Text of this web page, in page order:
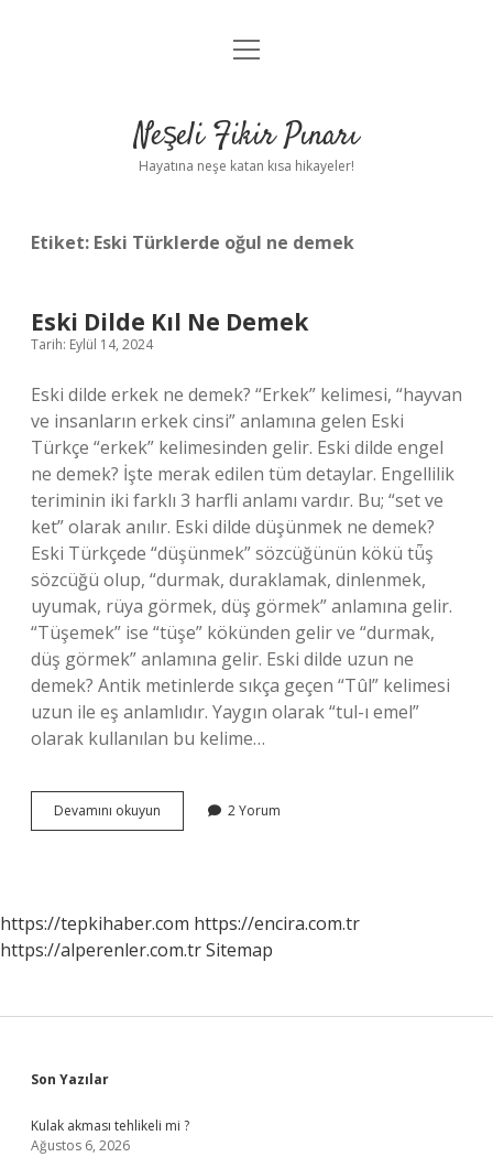
Anasayfa
Yasal Uyarı
menüyü
Neşeli Fikir Pınarı
Hayatına neşe katan kısa hikayeler!
Etiket: Eski Türklerde oğul ne demek
Eski Dilde Kıl Ne Demek
Tarih: Eylül 14, 2024
Eski dilde erkek ne demek? “Erkek” kelimesi, “hayvan
ve insanların erkek cinsi” anlamına gelen Eski
Türkçe “erkek” kelimesinden gelir. Eski dilde engel
ne demek? İşte merak edilen tüm detaylar. Engellilik
teriminin iki farklı 3 harfli anlamı vardır. Bu; “set ve
ket” olarak anılır. Eski dilde düşünmek ne demek?
Eski Türkçede “düşünmek” sözcüğünün kökü tǖş
sözcüğü olup, “durmak, duraklamak, dinlenmek,
uyumak, rüya görmek, düş görmek” anlamına gelir.
“Tüşemek” ise “tüşe” kökünden gelir ve “durmak,
düş görmek” anlamına gelir. Eski dilde uzun ne
demek? Antik metinlerde sıkça geçen “Tûl” kelimesi
uzun ile eş anlamlıdır. Yaygın olarak “tul-ı emel”
olarak kullanılan bu kelime…
Devamını okuyun
Dilde
2 Yorum
https://tepkihaber.com https://encira.com.tr
https://alperenler.com.trSitemap
Sidebar
Son Yazılar
Kulak akması tehlikeli mi ?
Ağustos 6, 2026